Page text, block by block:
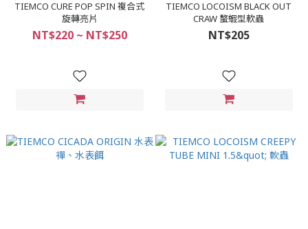
TIEMCO CURE POP SPIN 複合式
旋轉亮片
NT$220 ~ NT$250
TIEMCO LOCOISM BLACK OUT
CRAW 螯蝦型軟蟲
NT$205